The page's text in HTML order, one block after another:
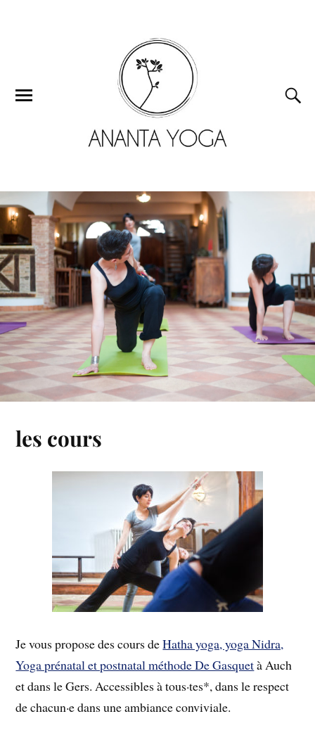
les cours
Je vous propose des cours deHatha yoga, yoga Nidra,
Yoga prénatal et postnatal méthode De Gasquetà Auch
et dans le Gers. Accessibles à tous·tes*, dans le respect
de chacun·e dans une ambiance conviviale.